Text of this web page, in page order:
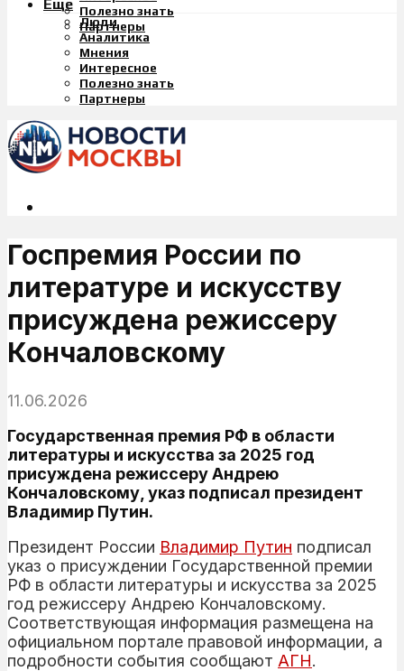
Полезно знать
Партнеры
Еще
Люди
Аналитика
Мнения
Интересное
Полезно знать
Партнеры
Госпремия России по
литературе и искусству
присуждена режиссеру
Кончаловскому
11.06.2026
Государственная премия РФ в области
литературы и искусства за 2025 год
присуждена режиссеру Андрею
Кончаловскому, указ подписал президент
Владимир Путин.
Президент России Владимир Путин подписал
указ о присуждении Государственной премии
РФ в области литературы и искусства за 2025
год режиссеру Андрею Кончаловскому.
Соответствующая информация размещена на
официальном портале правовой информации, а
подробности события сообщают АГН.